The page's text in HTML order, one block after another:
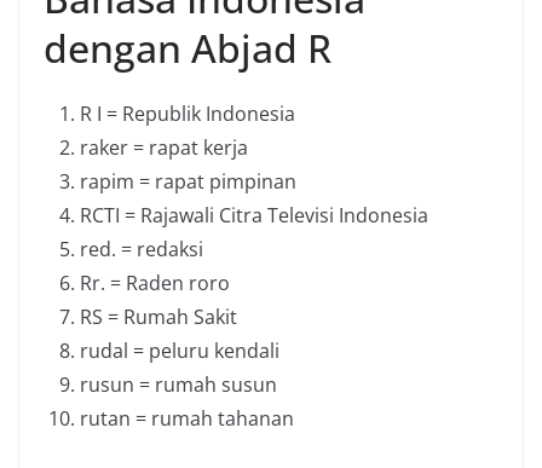
dengan Abjad R
R I = Republik Indonesia
raker = rapat kerja
rapim = rapat pimpinan
RCTI = Rajawali Citra Televisi Indonesia
red. = redaksi
Rr. = Raden roro
RS = Rumah Sakit
rudal = peluru kendali
rusun = rumah susun
rutan = rumah tahanan